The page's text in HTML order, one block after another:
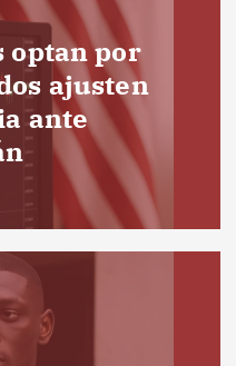
optan por
ajusten
ante